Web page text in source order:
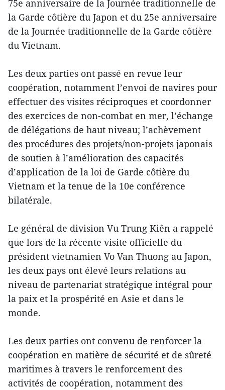
75e anniversaire de la Journée traditionnelle de
la Garde côtière du Japon et du 25e anniversaire
de la Journée traditionnelle de la Garde côtière
du Vietnam.
Les deux parties ont passé en revue leur
coopération, notamment l’envoi de navires pour
effectuer des visites réciproques et coordonner
des exercices de non-combat en mer, l’échange
de délégations de haut niveau; l’achèvement
des procédures des projets/non-projets japonais
de soutien à l’amélioration des capacités
d’application de la loi de Garde côtière du
Vietnam et la tenue de la 10e conférence
bilatérale.
Le général de division Vu Trung Kiên a rappelé
que lors de la récente visite officielle du
président vietnamien Vo Van Thuong au Japon,
les deux pays ont élevé leurs relations au
niveau de partenariat stratégique intégral pour
la paix et la prospérité en Asie et dans le
monde.
Les deux parties ont convenu de renforcer la
coopération en matière de sécurité et de sûreté
maritimes à travers le renforcement des
activités de coopération, notamment des